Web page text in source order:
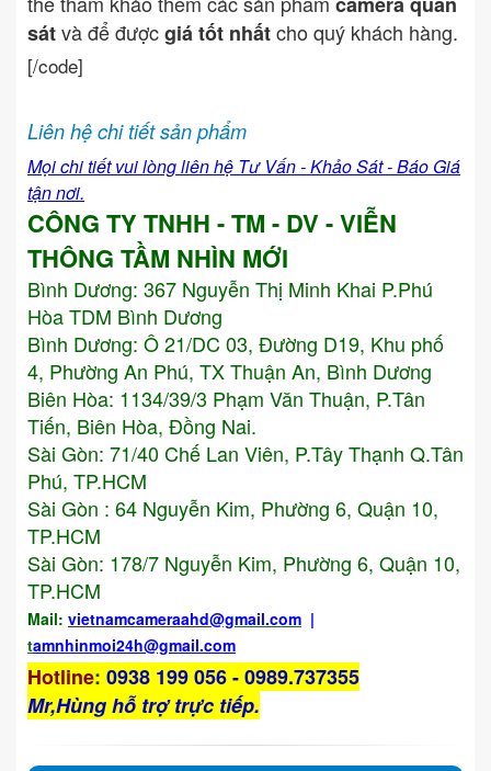
sátvà để đượcgiá tốt nhấtcho quý khách hàng.
[/code]
Liên hệ chi tiết sản phẩm
Mọi chi tiết vui lòng liên hệ Tư Vấn - Khảo Sát - Báo Giá
tận nơi.
CÔNG TY TNHH - TM - DV - VIỄN
THÔNG TẦM NHÌN MỚI
Bình Dương: 367 Nguyễn Thị Minh Khai P.Phú
Hòa TDM Bình Dương
Bình Dương: Ô 21/DC 03, Đường D19, Khu phố
4, Phường An Phú, TX Thuận An, Bình Dương
Biên Hòa: 1134/39/3 Phạm Văn Thuận, P.Tân
Tiến, Biên Hòa, Đồng Nai.
Sài Gòn: 71/40 Chế Lan Viên, P.Tây Thạnh Q.Tân
Phú, TP.HCM
Sài Gòn : 64 Nguyễn Kim, Phường 6, Quận 10,
TP.HCM
Sài Gòn: 178/7 Nguyễn Kim, Phường 6, Quận 10,
TP.HCM
Mail: vietnamcameraahd@gmail.com |
tamnhinmoi24h@gmail.com
Hotline: 0938 199 056 - 0989.737355
Mr,Hùng hỗ trợ trực tiếp.